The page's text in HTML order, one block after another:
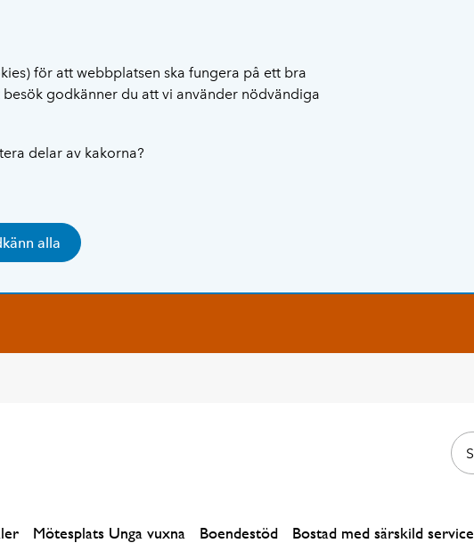
för att webbplatsen ska fungera på ett bra
godkänner du att vi använder nödvändiga
delar av kakorna?
alla
Mötesplats Unga vuxna Boendestöd Bostad med särskild service